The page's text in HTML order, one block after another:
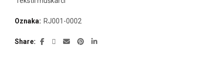
Oznaka: RJ001-0002
Share